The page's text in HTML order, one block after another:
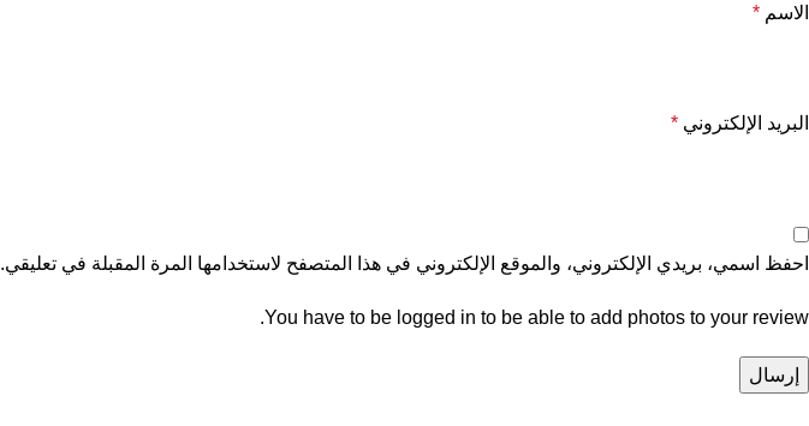
الاسم *
البريد الإلكتروني *
احفظ اسمي، بريدي الإلكتروني، والموقع الإلكتروني في هذا المتصفح لاستخدامها المرة المقبلة في تعليقي.
You have to be logged in to be able to add photos to your review.